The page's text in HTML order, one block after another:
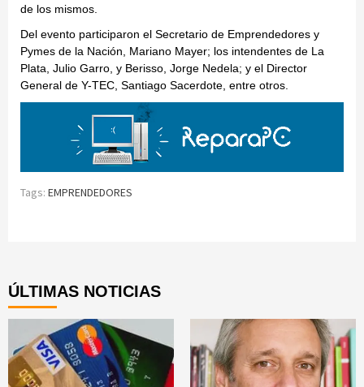
de los mismos.
Del evento participaron el Secretario de Emprendedores y
Pymes de la Nación, Mariano Mayer; los intendentes de La
Plata, Julio Garro, y Berisso, Jorge Nedela; y el Director
General de Y-TEC, Santiago Sacerdote, entre otros.
Tags: EMPRENDEDORES
ÚLTIMAS NOTICIAS